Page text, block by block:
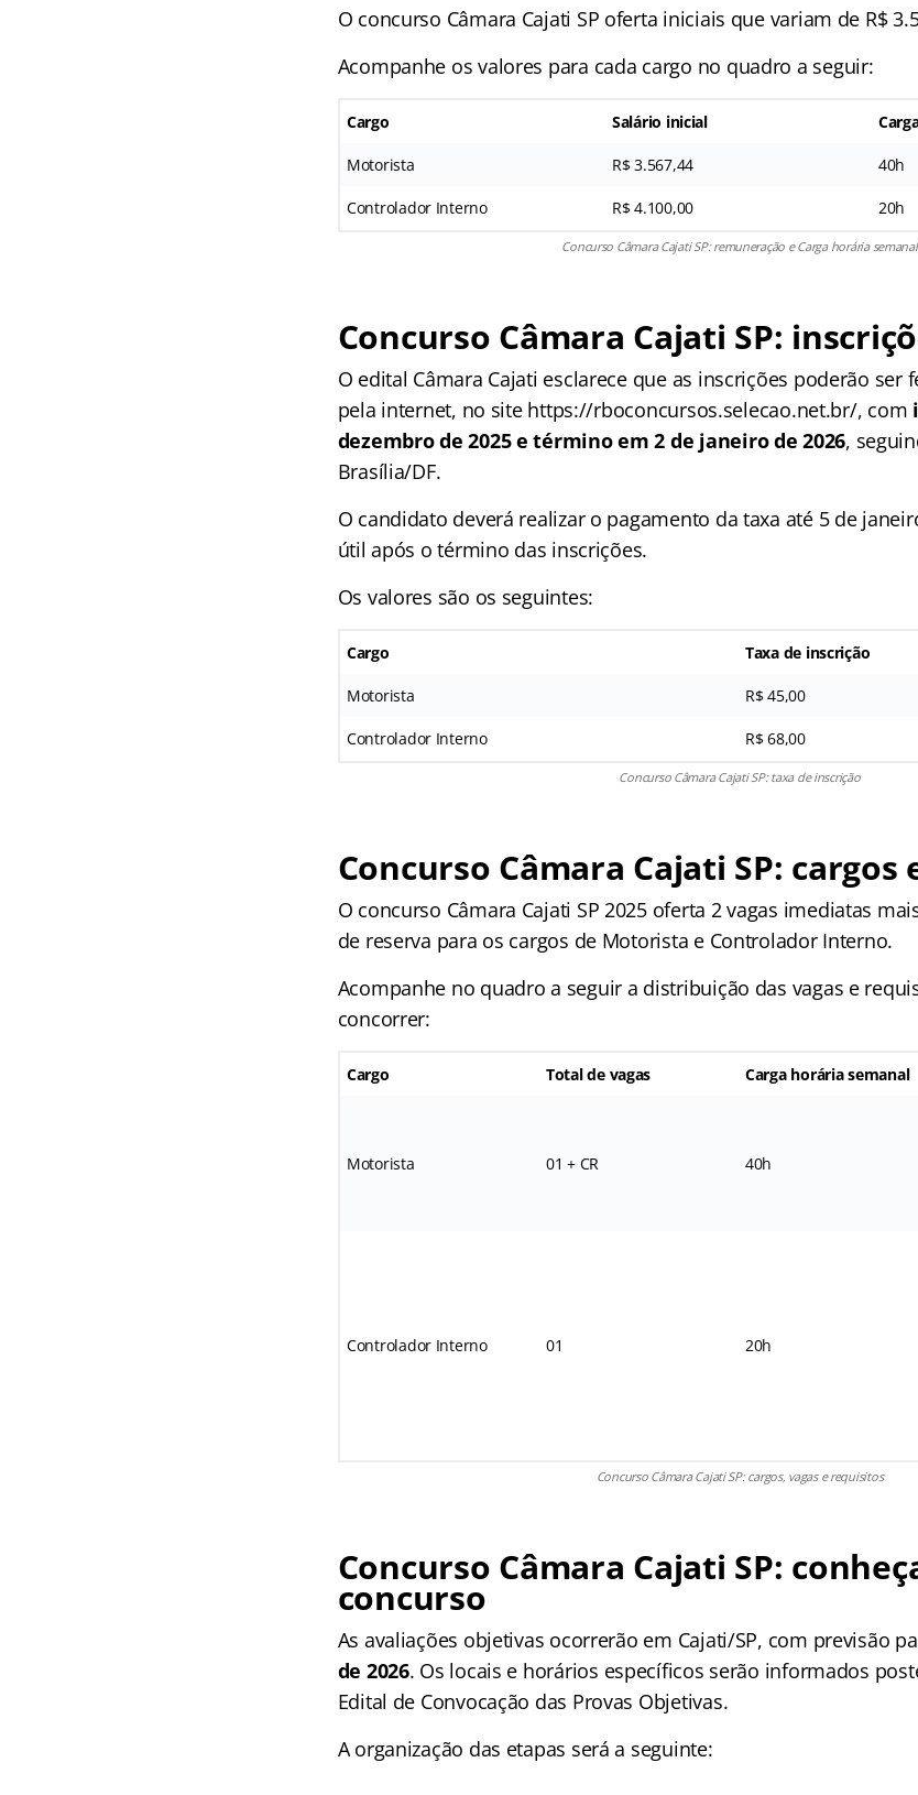
O concurso Câmara Cajati SP oferta iniciais que variam de R$
Acompanhe os valores para cada cargo no quadro a seguir:
Cargo Salário inicial
Motorista R$ 3.567,44 40h
Controlador Interno R$ 4.100,00 20h
Concurso Câmara Cajati SP: remuneração e Carga horária semanal
Concurso Câmara Cajati SP:
O edital Câmara Cajati esclarece que as inscrições poderão ser
pela internet, no site https://rboconcursos.selecao.net.br/, com
dezembro de 2025 e término em 2 de janeiro de 2026,
Brasília/DF.
O candidato deverá realizar o pagamento da taxa até 5 de
útil após o término das inscrições.
Os valores são os seguintes:
Cargo Taxa de inscrição
Motorista R$ 45,00
Controlador Interno R$ 68,00
Concurso Câmara Cajati SP: taxa de inscrição
Concurso Câmara Cajati SP: cargos
O concurso Câmara Cajati SP 2025 oferta 2 vagas imediatas
de reserva para os cargos de Motorista e Controlador Interno.
Acompanhe no quadro a seguir a distribuição das vagas e
concorrer:
Cargo Total de vagas Carga horária semanal
Motorista 01 + CR 40h
Controlador Interno 01 20h
Concurso Câmara Cajati SP: cargos, vagas e requisitos
Concurso Câmara Cajati SP:
concurso
As avaliações objetivas ocorrerão em Cajati/SP, com previsão
de 2026. Os locais e horários específicos serão informados
Edital de Convocação das Provas Objetivas.
A organização das etapas será a seguinte: